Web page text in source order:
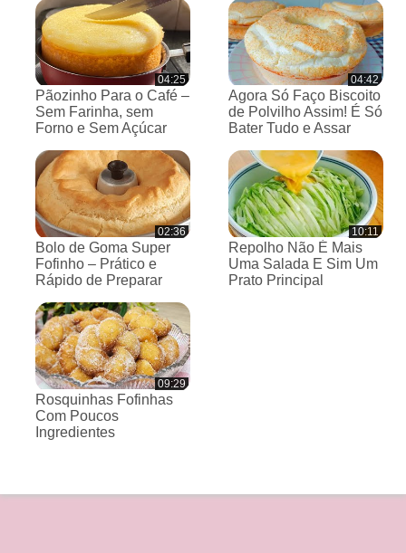
04:25
Pãozinho Para o Café –
Sem Farinha, sem
Forno e Sem Açúcar
04:42
Agora Só Faço Biscoito
de Polvilho Assim! É Só
Bater Tudo e Assar
02:36
Bolo de Goma Super
Fofinho – Prático e
Rápido de Preparar
10:11
Repolho Não É Mais
Uma Salada E Sim Um
Prato Principal
09:29
Rosquinhas Fofinhas
Com Poucos
Ingredientes